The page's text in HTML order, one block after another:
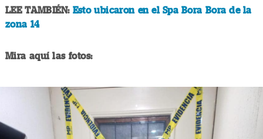
LEE TAMBIÉN: Esto ubicaron en el Spa Bora Bora de la
zona 14
Mira aquí las fotos: